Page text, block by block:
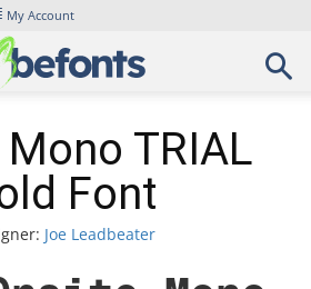
My Account
TRIAL
Font
Joe Leadbeater